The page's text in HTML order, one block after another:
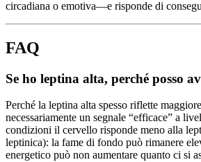
circadiana o emotiva—e risponde di
FAQ
Se ho leptina alta, perché posso
Perché la leptina alta spesso riflette
necessariamente un segnale “efficace” a
condizioni il cervello risponde meno alla
leptinica): la fame di fondo può rimanere
energetico può non aumentare quanto ci si